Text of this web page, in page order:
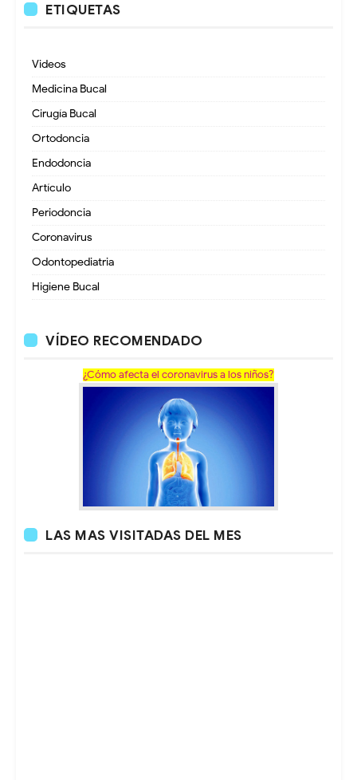
ETIQUETAS
Videos
Medicina Bucal
Cirugía Bucal
Ortodoncia
Endodoncia
Artículo
Periodoncia
Coronavirus
Odontopediatria
Higiene Bucal
VÍDEO RECOMENDADO
¿Cómo afecta el coronavirus a los niños?
LAS MAS VISITADAS DEL MES